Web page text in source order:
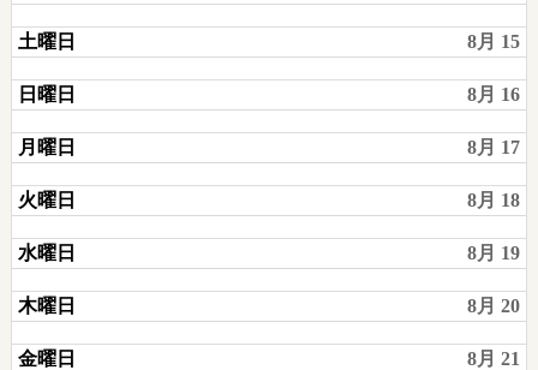
土曜日 8月 15
日曜日 8月 16
月曜日 8月 17
火曜日 8月 18
水曜日 8月 19
木曜日 8月 20
金曜日 8月 21